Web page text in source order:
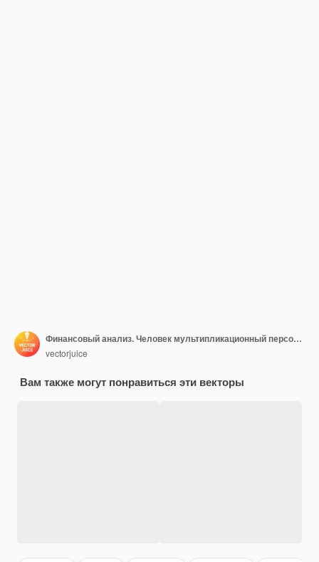
Финансовый анализ. Человек мультипликационный персонаж с увеличительным стеклом, анализируя круговую диаграмму с красочными сегментами. Оценка, аудит, исследование
vectorjuice
Вам также могут понравиться эти векторы